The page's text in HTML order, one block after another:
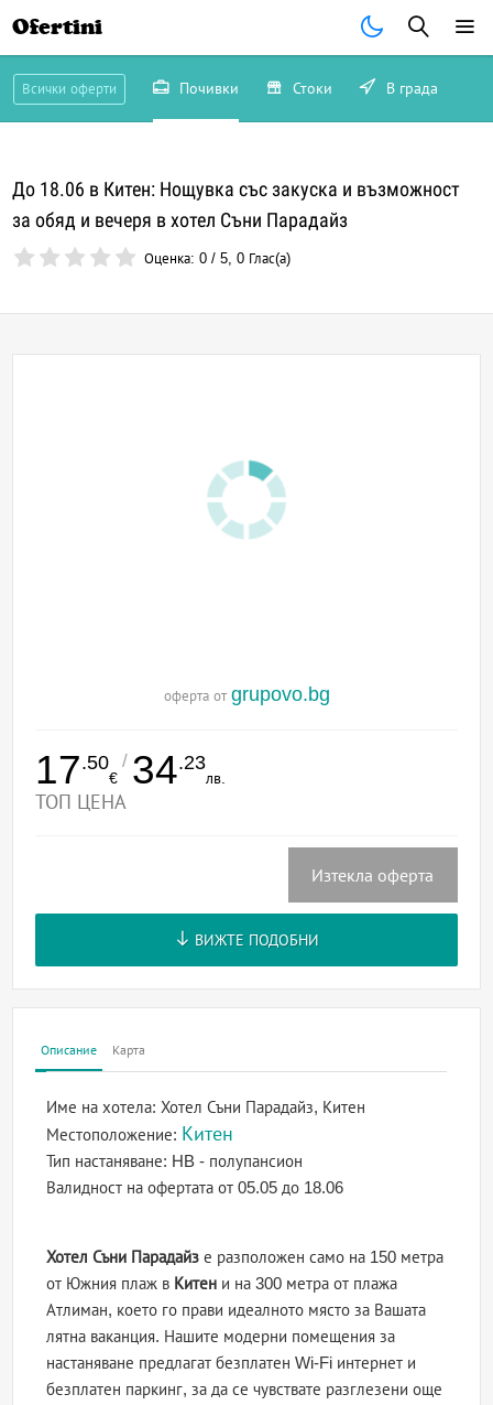
Ofertini
Всички оферти Почивки Стоки В града
До 18.06 в Китен: Нощувка със закуска и възможност
за обяд и вечеря в хотел Съни Парадайз
Оценка:0 /5,0 Глас(а)
оферта от grupovo.bg
17.50
€
/ 34.23
лв.
ТОП ЦЕНА
Изтекла оферта
ВИЖТЕ ПОДОБНИ
Описание Карта
Име на хотела: Хотел Съни Парадайз, Китен
Местоположение: Китен
Тип настаняване: HB - полупансион
Валидност на офертатаот 05.05 до 18.06
Хотел Съни Парадайз е разположен само на 150 метра
от Южния плаж в Китен и на 300 метра от плажа
Атлиман, което го прави идеалното място за Вашата
лятна ваканция. Нашите модерни помещения за
настаняване предлагат безплатен Wi-Fi интернет и
безплатен паркинг, за да се чувствате разглезени още